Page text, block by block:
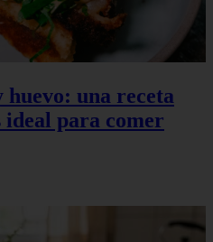
huevo: una receta
para comer